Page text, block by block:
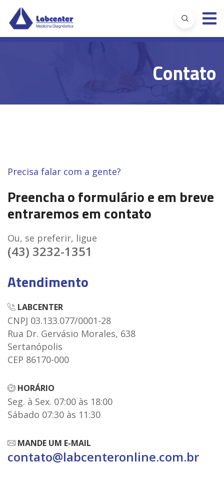
Contato
Precisa falar com a gente?
Preencha o formulário e em breve
entraremos em contato
Ou, se preferir, ligue
(43) 3232-1351
Atendimento
LABCENTER
CNPJ 03.133.077/0001-28
Rua Dr. Gervásio Morales, 638
Sertanópolis
CEP 86170-000
HORÁRIO
Seg. à Sex. 07:00 às 18:00
Sábado 07:30 às 11:30
MANDE UM E-MAIL
contato@labcenteronline.com.br